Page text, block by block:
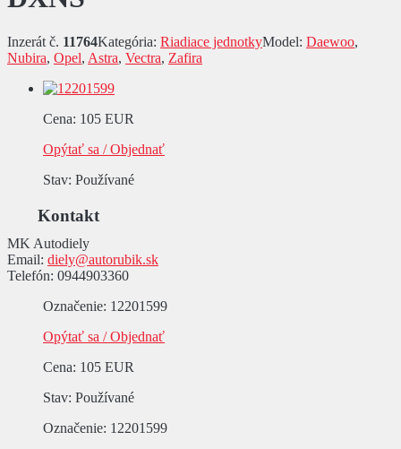
Inzerát č. 11764Kategória: Riadiace jednotkyModel: Daewoo,
Nubira, Opel, Astra, Vectra, Zafira
Cena: 105 EUR
Opýtať sa / Objednať
Stav: Používané
Kontakt
MK Autodiely
Email: diely@autorubik.sk
Telefón: 0944903360
Označenie: 12201599
Opýtať sa / Objednať
Cena: 105 EUR
Stav: Používané
Označenie: 12201599